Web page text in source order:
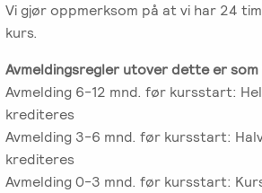
Vi gjør oppmerksom på at vi har 24
kurs.
Avmeldingsregler utover dette er
Avmelding 6-12 mnd. før kursstart:
krediteres
Avmelding 3-6 mnd. før kursstart:
krediteres
Avmelding 0-3 mnd. før kursstart: